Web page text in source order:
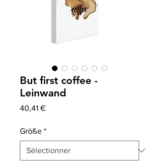
But first coffee -
Leinwand
40,41 €Prix
Größe *